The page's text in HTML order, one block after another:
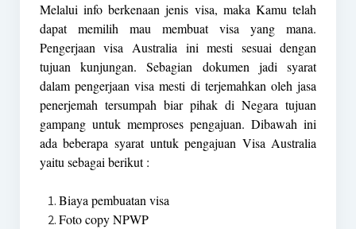
Melalui info berkenaan jenis visa, maka Kamu telah
dapat memilih mau membuat visa yang mana.
Pengerjaan visa Australia ini mesti sesuai dengan
tujuan kunjungan. Sebagian dokumen jadi syarat
dalam pengerjaan visa mesti di terjemahkan oleh jasa
penerjemah tersumpah biar pihak di Negara tujuan
gampang untuk memproses pengajuan. Dibawah ini
ada beberapa syarat untuk pengajuan Visa Australia
yaitu sebagai berikut :
Biaya pembuatan visa
Foto copy NPWP